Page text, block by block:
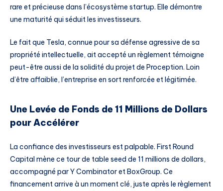
rare et précieuse dans l’écosystème startup. Elle démontre
une maturité qui séduit les investisseurs.
Le fait que Tesla, connue pour sa défense agressive de sa
propriété intellectuelle, ait accepté un règlement témoigne
peut-être aussi de la solidité du projet de Proception. Loin
d’être affaiblie, l’entreprise en sort renforcée et légitimée.
Une Levée de Fonds de 11 Millions de Dollars
pour Accélérer
La confiance des investisseurs est palpable. First Round
Capital mène ce tour de table seed de 11 millions de dollars,
accompagné par Y Combinator et BoxGroup. Ce
financement arrive à un moment clé, juste après le règlement